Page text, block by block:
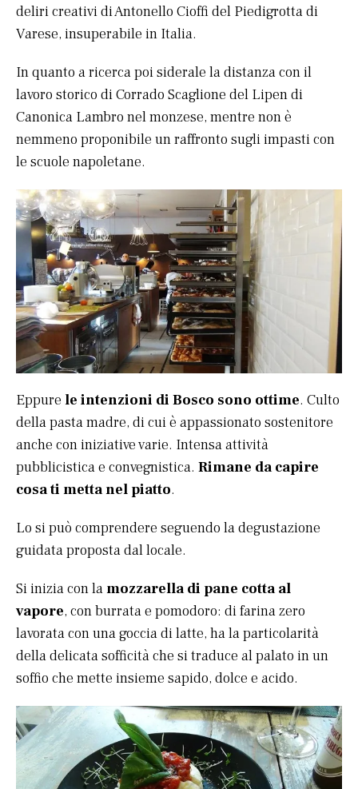
deliri creativi di Antonello Cioffi del Piedigrotta di
Varese, insuperabile in Italia.
In quanto a ricerca poi siderale la distanza con il
lavoro storico di Corrado Scaglione del Lipen di
Canonica Lambro nel monzese, mentre non è
nemmeno proponibile un raffronto sugli impasti con
le scuole napoletane.
Eppure le intenzioni di Bosco sono ottime. Culto
della pasta madre, di cui è appassionato sostenitore
anche con iniziative varie. Intensa attività
pubblicistica e convegnistica. Rimane da capire
cosa ti metta nel piatto.
Lo si può comprendere seguendo la degustazione
guidata proposta dal locale.
Si inizia con lamozzarella di pane cotta al
vapore, con burrata e pomodoro: di farina zero
lavorata con una goccia di latte, ha la particolarità
della delicata sofficità che si traduce al palato in un
soffio che mette insieme sapido, dolce e acido.